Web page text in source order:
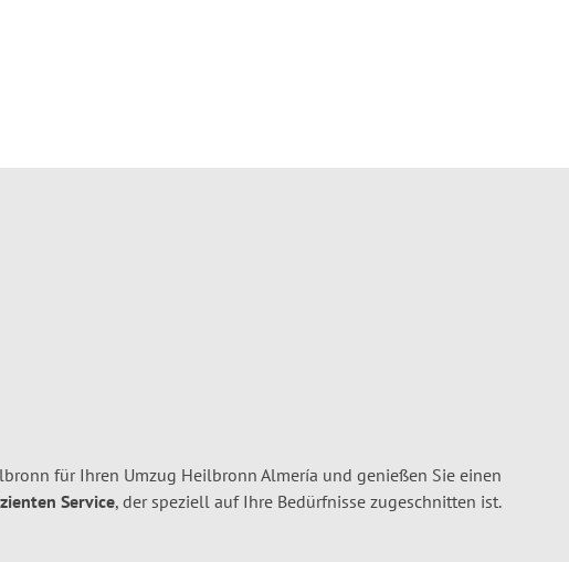
für Ihren Umzug Heilbronn Almería und genießen Sie einen
Service, der speziell auf Ihre Bedürfnisse zugeschnitten ist.